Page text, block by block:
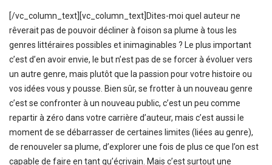
[/vc_column_text][vc_column_text]Dites-moi quel auteur ne
rêverait pas de pouvoir décliner à foison sa plume à tous les
genres littéraires possibles et inimaginables ? Le plus important
c’est d’en avoir envie, le but n’est pas de se forcer à évoluer vers
un autre genre, mais plutôt que la passion pour votre histoire ou
vos idées vous y pousse. Bien sûr, se frotter à un nouveau genre
c’est se confronter à un nouveau public, c’est un peu comme
repartir à zéro dans votre carrière d’auteur, mais c’est aussi le
moment de se débarrasser de certaines limites (liées au genre),
de renouveler sa plume, d’explorer une fois de plus ce que l’on est
capable de faire en tant qu’écrivain. Mais c’est surtout une